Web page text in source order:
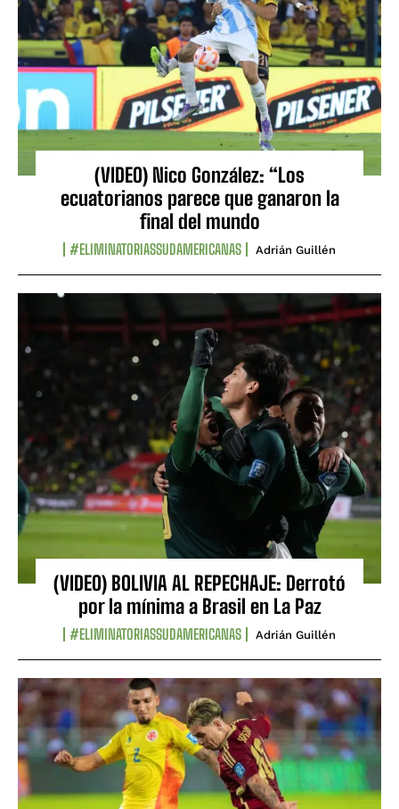
(VIDEO) Nico González: “Los
ecuatorianos parece que ganaron la
final del mundo
#ELIMINATORIASSUDAMERICANAS Adrián Guillén
(VIDEO) BOLIVIA AL REPECHAJE: Derrotó
por la mínima a Brasil en La Paz
#ELIMINATORIASSUDAMERICANAS Adrián Guillén